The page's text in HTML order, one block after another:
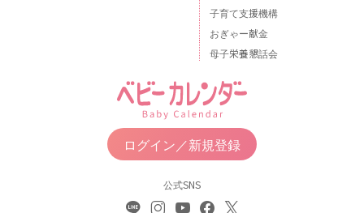
子育て支援機構
おぎゃー献金
母子栄養懇話会
ログイン／新規登録
公式SNS